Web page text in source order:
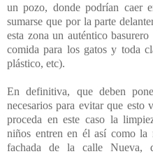
un pozo, donde podrían caer
sumarse que por la parte
esta zona un auténtico
comida para los gatos y toda
plástico, etc).
En definitiva, que deben
necesarios para evitar que esto
proceda en este caso la
niños entren en él así como
fachada de la calle Nueva,